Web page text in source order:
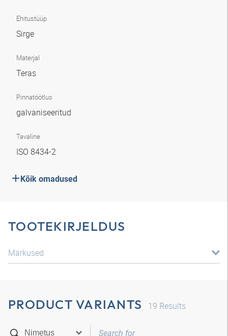
Ehitustüüp
Sirge
Materjal
Teras
Pinnatöötlus
galvaniseeritud
Tavaline
ISO 8434-2
Kõik omadused
TOOTEKIRJELDUS
Märkused
PRODUCT VARIANTS 19 Results